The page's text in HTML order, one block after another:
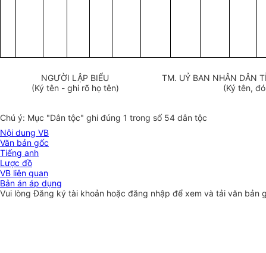
NGƯỜI LẬP BIỂU
(Ký tên - ghi rõ họ tên)
TM. UỶ BAN NHÂN DÂN
(Ký tên,
Chú ý: Mục "Dân tộc" ghi đúng 1 trong số 54 dân tộc
Nội dung VB
Văn bản gốc
Tiếng anh
Lược đồ
VB liên quan
Bản án áp dụng
Vui lòngĐăng ký tài khoản hoặc đăng nhập để xem và tải văn bản